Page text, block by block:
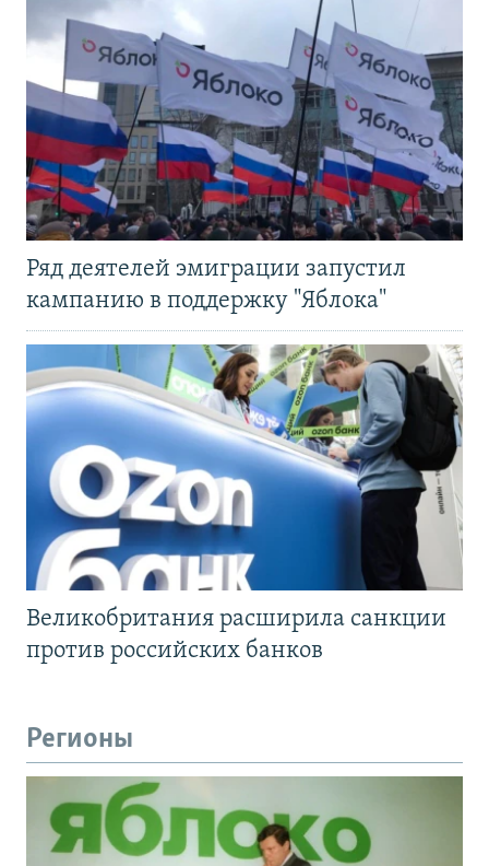
Ряд деятелей эмиграции запустил
кампанию в поддержку "Яблока"
Великобритания расширила санкции
против российских банков
Регионы